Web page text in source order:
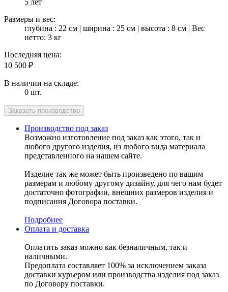
5 лет
Размеры и вес:
глубина : 22 см | ширина : 25 см | высота : 8 см | Вес
нетто: 3 кг
Последняя цена:
10 500 ₽
В наличии на складе:
0 шт.
Производство под заказ
Возможно изготовление под заказ как этого, так и
любого другого изделия, из любого вида материала
представленного на нашем сайте.
Изделие так же может быть произведено по вашим
размерам и любому другому дизайну, для чего нам будет
достаточно фотографии, внешних размеров изделия и
подписания Договора поставки.
Подробнее
Оплата и доставка
Оплатить заказ можно как безналичным, так и
наличными.
Предоплата составляет 100% за исключением заказа
доставки курьером или производства изделия под заказ
по Договору поставки.